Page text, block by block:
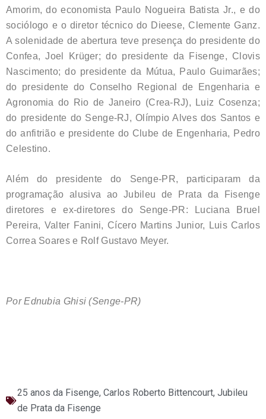
Amorim, do economista Paulo Nogueira Batista Jr., e do
sociólogo e o diretor técnico do Dieese, Clemente Ganz.
A solenidade de abertura teve presença do presidente do
Confea, Joel Krüger; do presidente da Fisenge, Clovis
Nascimento; do presidente da Mútua, Paulo Guimarães;
do presidente do Conselho Regional de Engenharia e
Agronomia do Rio de Janeiro (Crea-RJ), Luiz Cosenza;
do presidente do Senge-RJ, Olímpio Alves dos Santos e
do anfitrião e presidente do Clube de Engenharia, Pedro
Celestino.
Além do presidente do Senge-PR, participaram da
programação alusiva ao Jubileu de Prata da Fisenge
diretores e ex-diretores do Senge-PR: Luciana Bruel
Pereira, Valter Fanini, Cícero Martins Junior, Luis Carlos
Correa Soares e Rolf Gustavo Meyer.
Por Ednubia Ghisi (Senge-PR)
25 anos da Fisenge, Carlos Roberto Bittencourt, Jubileu
de Prata da Fisenge